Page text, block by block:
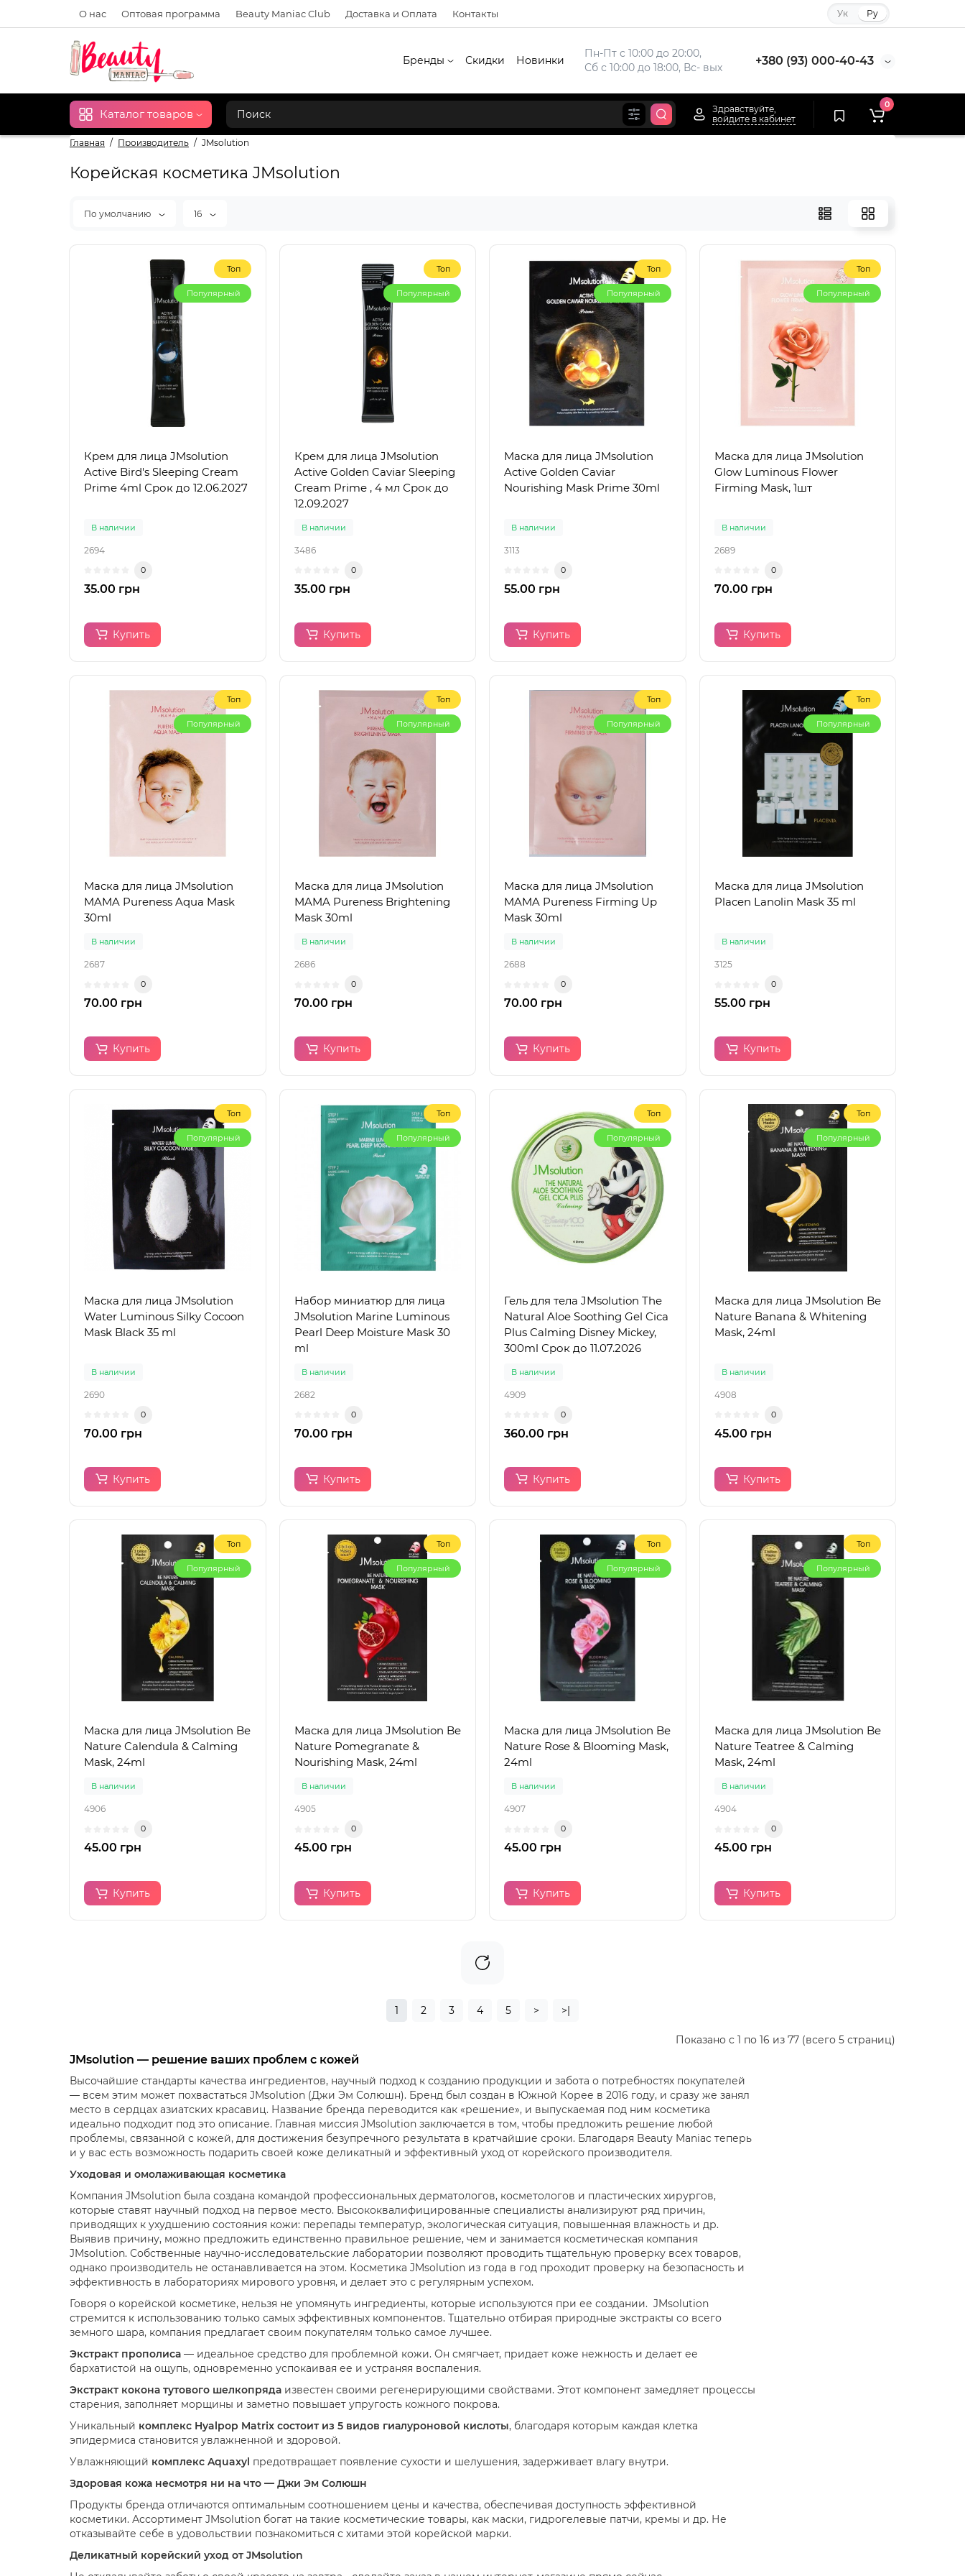
О нас Оптовая программа Beauty Maniac Club Доставка и Оплата Контакты Ук Ру
Пн-Пт с 10:00 до 20:00,
Сб с 10:00 до 18:00, Вс- вых
+380 (93) 000-40-43
Бренды Скидки Новинки
Каталог товаров
Здравствуйте,
войдите в кабинет
0
Главная Производитель JMsolution
Корейская косметика JMsolution
По умолчанию 16
Топ
Популярный
Крем для лица JMsolution
Active Bird's Sleeping Cream
Prime 4ml Срок до 12.06.2027
В наличии
2694
0
35.00 грн
Купить
Топ
Популярный
Крем для лица JMsolution
Active Golden Caviar Sleeping
Cream Prime , 4 мл Срок до
12.09.2027
В наличии
3486
0
35.00 грн
Купить
Топ
Популярный
Маска для лица JMsolution
Active Golden Caviar
Nourishing Mask Prime 30ml
В наличии
3113
0
55.00 грн
Купить
Топ
Популярный
Маска для лица JMsolution
Glow Luminous Flower
Firming Mask, 1шт
В наличии
2689
0
70.00 грн
Купить
Топ
Популярный
Маска для лица JMsolution
MAMA Pureness Aqua Mask
30ml
В наличии
2687
0
70.00 грн
Купить
Топ
Популярный
Маска для лица JMsolution
MAMA Pureness Brightening
Mask 30ml
В наличии
2686
0
70.00 грн
Купить
Топ
Популярный
Маска для лица JMsolution
MAMA Pureness Firming Up
Mask 30ml
В наличии
2688
0
70.00 грн
Купить
Топ
Популярный
Маска для лица JMsolution
Placen Lanolin Mask 35 ml
В наличии
3125
0
55.00 грн
Купить
Топ
Популярный
Маска для лица JMsolution
Water Luminous Silky Cocoon
Mask Black 35 ml
В наличии
2690
0
70.00 грн
Купить
Топ
Популярный
Набор миниатюр для лица
JMsolution Marine Luminous
Pearl Deep Moisture Mask 30
ml
В наличии
2682
0
70.00 грн
Купить
Топ
Популярный
Гель для тела JMsolution The
Natural Aloe Soothing Gel Cica
Plus Calming Disney Mickey,
300ml Срок до 11.07.2026
В наличии
4909
0
360.00 грн
Купить
Топ
Популярный
Маска для лица JMsolution Be
Nature Banana & Whitening
Mask, 24ml
В наличии
4908
0
45.00 грн
Купить
Топ
Популярный
Маска для лица JMsolution Be
Nature Calendula & Calming
Mask, 24ml
В наличии
4906
0
45.00 грн
Купить
Топ
Популярный
Маска для лица JMsolution Be
Nature Pomegranate &
Nourishing Mask, 24ml
В наличии
4905
0
45.00 грн
Купить
Топ
Популярный
Маска для лица JMsolution Be
Nature Rose & Blooming Mask,
24ml
В наличии
4907
0
45.00 грн
Купить
Топ
Популярный
Маска для лица JMsolution Be
Nature Teatree & Calming
Mask, 24ml
В наличии
4904
0
45.00 грн
Купить
1 2 3 4 5 > >|
Показано с 1 по 16 из 77 (всего 5 страниц)
JMsolution — решение ваших проблем с кожей
Высочайшие стандарты качества ингредиентов, научный подход к созданию продукции и забота о потребностях покупателей
— всем этим может похвастаться JMsolution (Джи Эм Солюшн). Бренд был создан в Южной Корее в 2016 году, и сразу же занял
место в сердцах азиатских красавиц. Название бренда переводится как «решение», и выпускаемая под ним косметика
идеально подходит под это описание. Главная миссия JMsolution заключается в том, чтобы предложить решение любой
проблемы, связанной с кожей, для достижения безупречного результата в кратчайшие сроки. Благодаря Beauty Maniac теперь
и у вас есть возможность подарить своей коже деликатный и эффективный уход от корейского производителя.
Уходовая и омолаживающая косметика
Компания JMsolution была создана командой профессиональных дерматологов, косметологов и пластических хирургов,
которые ставят научный подход на первое место. Высококвалифицированные специалисты анализируют ряд причин,
приводящих к ухудшению состояния кожи: перепады температур, экологическая ситуация, повышенная влажность и др.
Выявив причину, можно предложить единственно правильное решение, чем и занимается косметическая компания
JMsolution. Собственные научно-исследовательские лаборатории позволяют проводить тщательную проверку всех товаров,
однако производитель не останавливается на этом. Косметика JMsolution из года в год проходит проверку на безопасность и
эффективность в лабораториях мирового уровня, и делает это с регулярным успехом.
Говоря о корейской косметике, нельзя не упомянуть ингредиенты, которые используются при ее создании. JMsolution
стремится к использованию только самых эффективных компонентов. Тщательно отбирая природные экстракты со всего
земного шара, компания предлагает своим покупателям только самое лучшее.
Экстракт прополиса — идеальное средство для проблемной кожи. Он смягчает, придает коже нежность и делает ее
бархатистой на ощупь, одновременно успокаивая ее и устраняя воспаления.
Экстракт кокона тутового шелкопряда известен своими регенерирующими свойствами. Этот компонент замедляет процессы
старения, заполняет морщины и заметно повышает упругость кожного покрова.
Уникальный комплекс Hyalpop Matrix состоит из 5 видов гиалуроновой кислоты, благодаря которым каждая клетка
эпидермиса становится увлажненной и здоровой.
Увлажняющий комплекс Aquaxyl предотвращает появление сухости и шелушения, задерживает влагу внутри.
Здоровая кожа несмотря ни на что — Джи Эм Солюшн
Продукты бренда отличаются оптимальным соотношением цены и качества, обеспечивая доступность эффективной
косметики. Ассортимент JMsolution богат на такие косметические товары, как маски, гидрогелевые патчи, кремы и др. Не
отказывайте себе в удовольствии познакомиться с хитами этой корейской марки.
Деликатный корейский уход от JMsolution